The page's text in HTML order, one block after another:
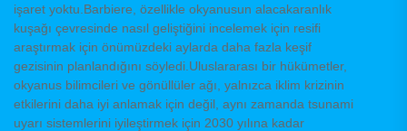
işaret yoktu.Barbiere, özellikle okyanusun alacakaranlık
kuşağı çevresinde nasıl geliştiğini incelemek için resifi
araştırmak için önümüzdeki aylarda daha fazla keşif
gezisinin planlandığını söyledi.Uluslararası bir hükümetler,
okyanus bilimcileri ve gönüllüler ağı, yalnızca iklim krizinin
etkilerini daha iyi anlamak için değil, aynı zamanda tsunami
uyarı sistemlerini iyileştirmek için 2030 yılına kadar